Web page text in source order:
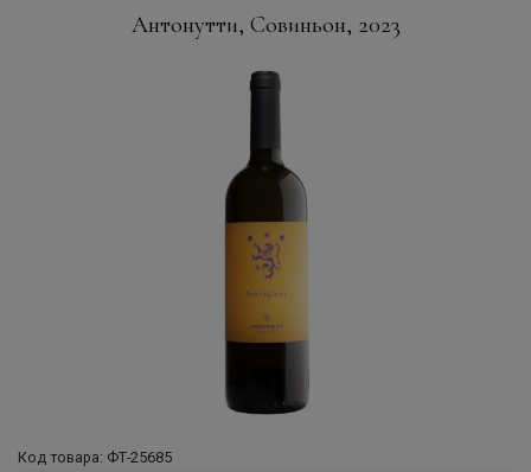
Антонутти, Совиньон, 2023
Код товара: ФТ-25685